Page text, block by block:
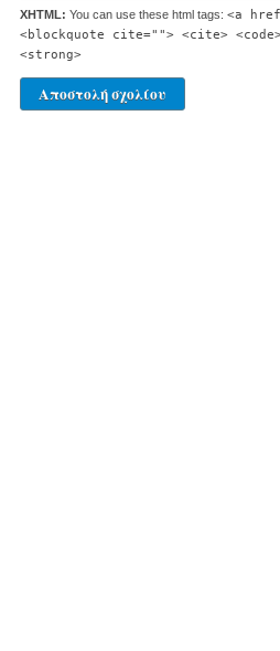
XHTML: You can use these html tags: <a
<blockquote cite=""> <cite>
<strong>